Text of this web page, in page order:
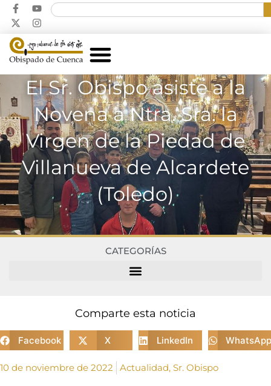
El Sr. Obispo asiste a la
Novena a Ntra. Sra. la
Virgen de la Piedad de
Villanueva de Alcardete
(Toledo)
CATEGORÍAS
Comparte esta noticia
Facebook X LinkedIn WhatsApp
10 de noviembre de 2022 Actualidad, Sr. Obispo